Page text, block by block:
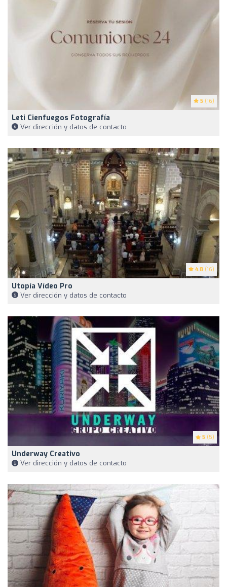
5 (16)
Leti Cienfuegos Fotografía
Ver dirección y datos de contacto
4.8 (16)
Utopía Vídeo Pro
Ver dirección y datos de contacto
5 (5)
Underway Creativo
Ver dirección y datos de contacto